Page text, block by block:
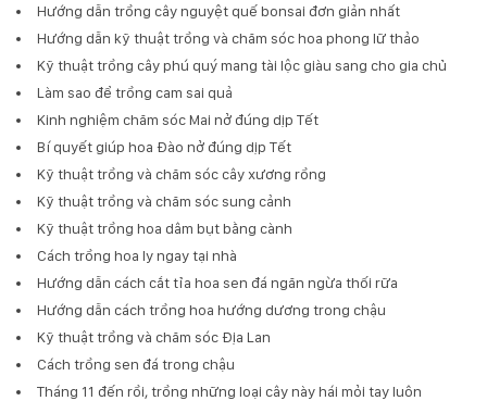
Hướng dẫn trồng cây nguyệt quế bonsai đơn giản nhất
Hướng dẫn kỹ thuật trồng và chăm sóc hoa phong lữ thảo
Kỹ thuật trồng cây phú quý mang tài lộc giàu sang cho gia chủ
Làm sao để trồng cam sai quả
Kinh nghiệm chăm sóc Mai nở đúng dịp Tết
Bí quyết giúp hoa Đào nở đúng dịp Tết
Kỹ thuật trồng và chăm sóc cây xương rồng
Kỹ thuật trồng và chăm sóc sung cảnh
Kỹ thuật trồng hoa dâm bụt bằng cành
Cách trồng hoa ly ngay tại nhà
Hướng dẫn cách cắt tỉa hoa sen đá ngăn ngừa thối rữa
Hướng dẫn cách trồng hoa hướng dương trong chậu
Kỹ thuật trồng và chăm sóc Địa Lan
Cách trồng sen đá trong chậu
Tháng 11 đến rồi, trồng những loại cây này hái mỏi tay luôn